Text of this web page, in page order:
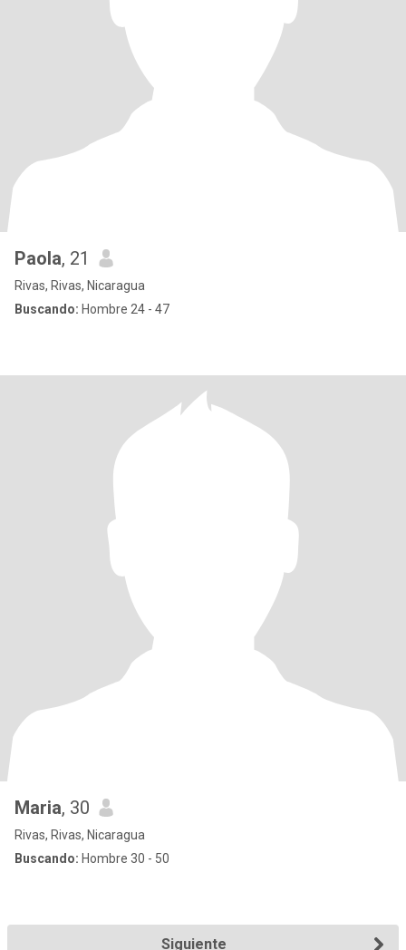
Paola, 21
Rivas, Rivas, Nicaragua
Buscando: Hombre 24 - 47
Maria, 30
Rivas, Rivas, Nicaragua
Buscando: Hombre 30 - 50
Siguiente